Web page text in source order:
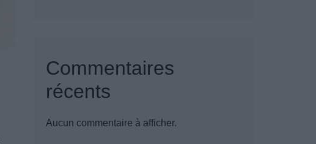
Commentaires
récents
Aucun commentaire à afficher.